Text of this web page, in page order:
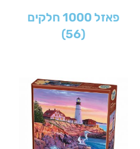
פאזל 1000 חלקים
(56)